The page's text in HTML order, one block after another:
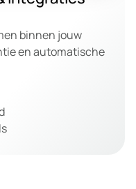
binnen jouw
en automatische